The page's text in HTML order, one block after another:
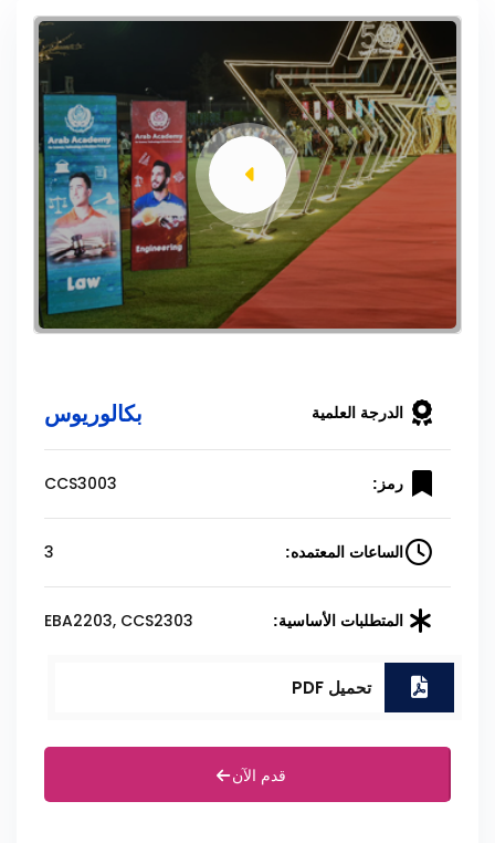
الدرجة العلمية بكالوريوس
رمز: CCS3003
الساعات المعتمده: 3
المتطلبات الأساسية: EBA2203, CCS2303
تحميل PDF
قدم الآن